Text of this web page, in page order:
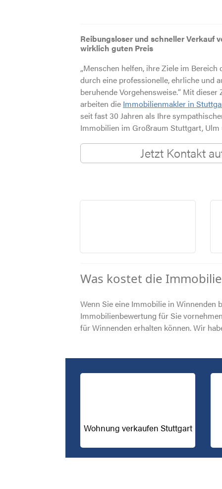
Reibungsloser und schneller Verkauf
wirklich guten Preis
„Menschen helfen, ihre Ziele im
durch eine professionelle, ehrliche und
beruhende Vorgehensweise.“ Mit
arbeiten die Immobilienmakler in
seit fast 30 Jahren als Ihre
Immobilien im Großraum Stuttgart, Ulm
Jetzt Kontakt
Was kostet die
Wenn Sie eine Immobilie in Winnenden
Immobilienbewertung für Sie
für Winnenden erhalten können. Wir
Wohnung verkaufen Stuttgart